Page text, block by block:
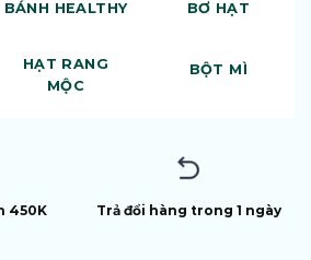
BÁNH HEALTHY BƠ HẠT
HẠT RANG
MỘC
BỘT MÌ
450K Trả đổi hàng trong 1 ngày